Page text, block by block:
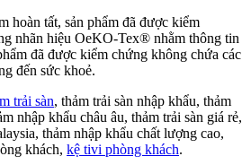
hoàn tất, sản phẩm đã được kiểm
nhãn hiệu OeKO-Tex® nhằm thông tin
đã được kiểm chứng không chứa các
đến sức khoẻ.
trải sàn, thảm trải sàn nhập khẩu, thảm
nhập khẩu châu âu, thảm trải sàn giá rẻ,
thảm nhập khẩu chất lượng cao,
khách, kệ tivi phòng khách.